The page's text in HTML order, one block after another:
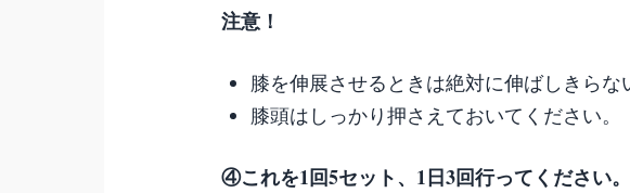
注意！
膝を伸展させるときは絶対に伸ばしきらな
膝頭はしっかり押さえておいてください。
④これを1回5セット、1日3回行ってください。